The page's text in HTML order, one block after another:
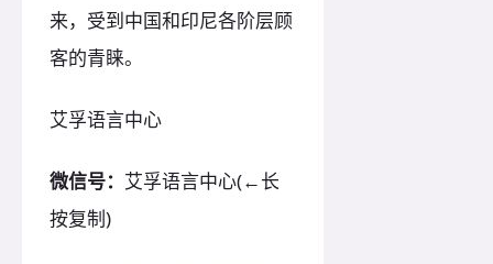
来，受到中国和印尼各阶层顾
客的青睐。
艾孚语言中心
微信号： 艾孚语言中心(←长
按复制)